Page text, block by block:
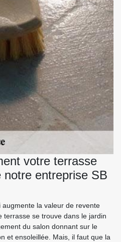
votre terrasse
notre entreprise SB
la valeur de revente
terrasse se trouve dans le jardin
du salon donnant sur le
et ensoleillée. Mais, il faut que la